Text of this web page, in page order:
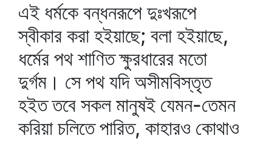
এই ধর্মকে বন্ধনরূপে দুঃখরূপে
স্বীকার করা হইয়াছে; বলা হইয়াছে,
ধর্মের পথ শাণিত ক্ষুরধারের মতো
দুর্গম। সে পথ যদি অসীমবিস্তৃত
হইত তবে সকল মানুষই যেমন-তেমন
করিয়া চলিতে পারিত, কাহারও কোথাও